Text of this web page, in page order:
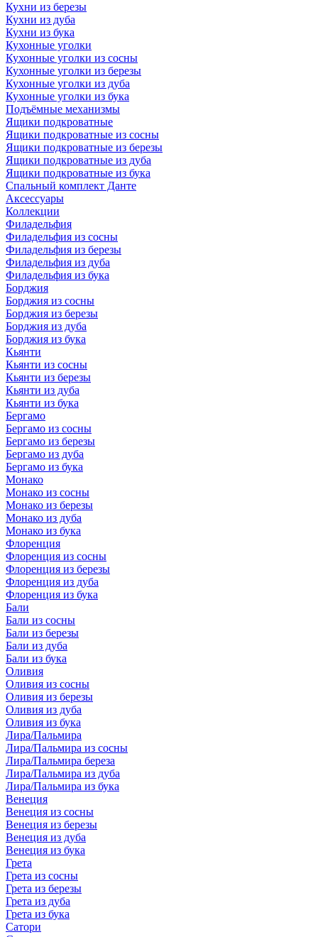
Кухни из березы
Кухни из дуба
Кухни из бука
Кухонные уголки
Кухонные уголки из сосны
Кухонные уголки из березы
Кухонные уголки из дуба
Кухонные уголки из бука
Подъёмные механизмы
Ящики подкроватные
Ящики подкроватные из сосны
Ящики подкроватные из березы
Ящики подкроватные из дуба
Ящики подкроватные из бука
Спальный комплект Данте
Аксессуары
Коллекции
Филадельфия
Филадельфия из сосны
Филадельфия из березы
Филадельфия из дуба
Филадельфия из бука
Борджия
Борджия из сосны
Борджия из березы
Борджия из дуба
Борджия из бука
Кьянти
Кьянти из сосны
Кьянти из березы
Кьянти из дуба
Кьянти из бука
Бергамо
Бергамо из сосны
Бергамо из березы
Бергамо из дуба
Бергамо из бука
Монако
Монако из сосны
Монако из березы
Монако из дуба
Монако из бука
Флоренция
Флоренция из сосны
Флоренция из березы
Флоренция из дуба
Флоренция из бука
Бали
Бали из сосны
Бали из березы
Бали из дуба
Бали из бука
Оливия
Оливия из сосны
Оливия из березы
Оливия из дуба
Оливия из бука
Лира/Пальмира
Лира/Пальмира из сосны
Лира/Пальмира береза
Лира/Пальмира из дуба
Лира/Пальмира из бука
Венеция
Венеция из сосны
Венеция из березы
Венеция из дуба
Венеция из бука
Грета
Грета из сосны
Грета из березы
Грета из дуба
Грета из бука
Сатори